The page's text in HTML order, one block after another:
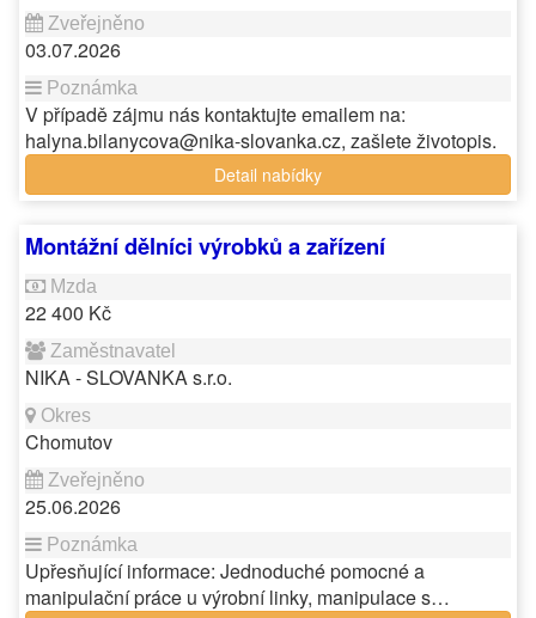
03.07.2026
V případě zájmu nás kontaktujte emailem na:
halyna.bilanycova@nika-slovanka.cz, zašlete životopis.
Detail nabídky
Montážní dělníci výrobků a zařízení
22 400 Kč
NIKA - SLOVANKA s.r.o.
Chomutov
25.06.2026
Upřesňující informace: Jednoduché pomocné a
manipulační práce u výrobní linky, manipulace s…